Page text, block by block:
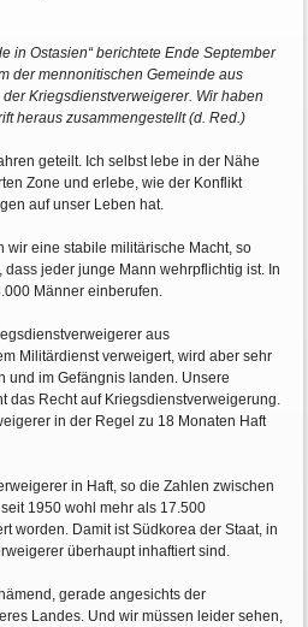
in Ostasien“ berichtete Ende September
der mennonitischen Gemeinde aus
Kriegsdienstverweigerer. Wir haben
heraus zusammengestellt (d. Red.)
geteilt. Ich selbst lebe in der Nähe
Zone und erlebe, wie der Konflikt
auf unser Leben hat.
wir eine stabile militärische Macht, so
jeder junge Mann wehrpflichtig ist. In
Männer einberufen.
aus
Militärdienst verweigert, wird aber sehr
und im Gefängnis landen. Unsere
das Recht auf Kriegsdienstverweigerung.
in der Regel zu 18 Monaten Haft
in Haft, so die Zahlen zwischen
1950 wohl mehr als 17.500
worden. Damit ist Südkorea der Staat, in
überhaupt inhaftiert sind.
gerade angesichts der
Landes. Und wir müssen leider sehen,